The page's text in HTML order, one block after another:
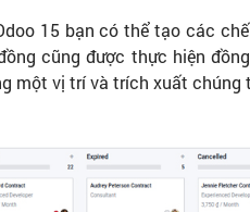
15 bạn có thể tạo các
cũng được thực hiện
một vị trí và trích xuất chúng